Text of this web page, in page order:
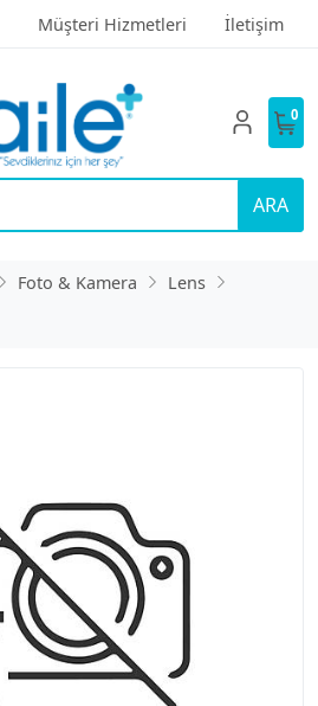
Müşteri Hizmetleri İletişim
ARA
0
Foto & Kamera
Lens